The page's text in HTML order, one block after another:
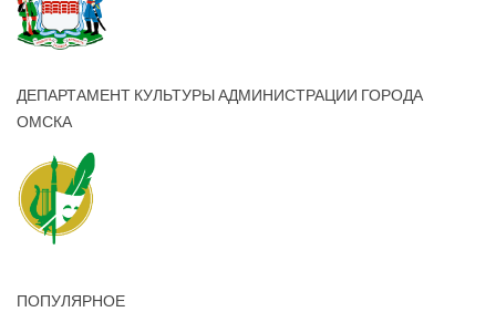
ДЕПАРТАМЕНТ КУЛЬТУРЫ АДМИНИСТРАЦИИ ГОРОДА
ОМСКА
ПОПУЛЯРНОЕ